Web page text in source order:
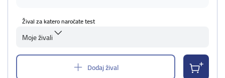
Žival za katero naročate test
Moje živali
Dodaj žival